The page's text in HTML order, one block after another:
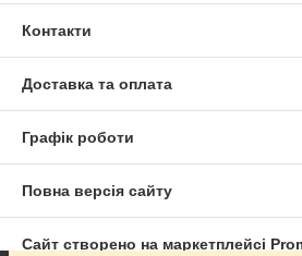
Контакти
Доставка та оплата
Графік роботи
Повна версія сайту
Сайт створено на маркетплейсі